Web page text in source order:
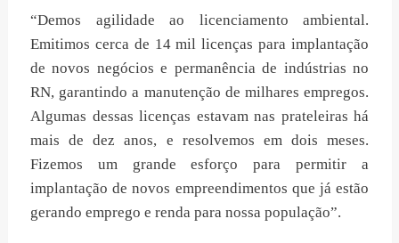
“Demos agilidade ao licenciamento ambiental.
Emitimos cerca de 14 mil licenças para implantação
de novos negócios e permanência de indústrias no
RN, garantindo a manutenção de milhares empregos.
Algumas dessas licenças estavam nas prateleiras há
mais de dez anos, e resolvemos em dois meses.
Fizemos um grande esforço para permitir a
implantação de novos empreendimentos que já estão
gerando emprego e renda para nossa população”.